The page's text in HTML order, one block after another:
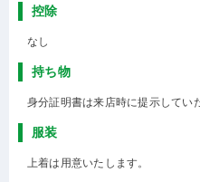
控除
なし
持ち物
身分証明書は来店時に提示してい
服装
上着は用意いたします。